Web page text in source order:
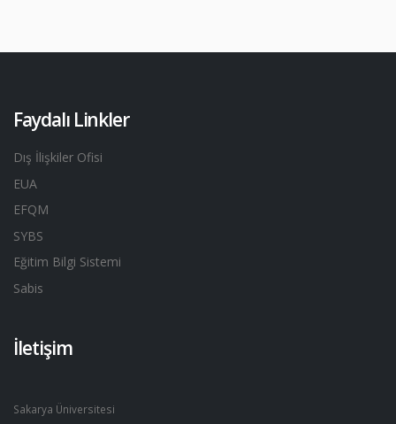
Faydalı Linkler
Dış İlişkiler Ofisi
EUA
EFQM
SYBS
Eğitim Bilgi Sistemi
Sabis
İletişim
Sakarya Üniversitesi